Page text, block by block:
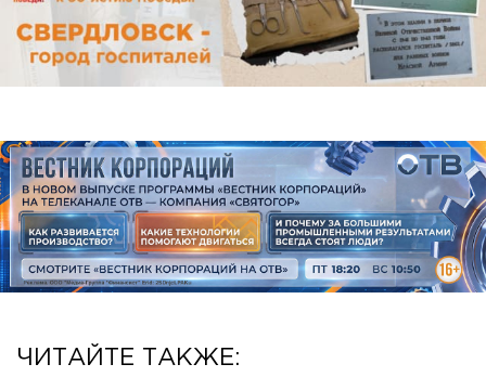
ЧИТАЙТЕ ТАКЖЕ: